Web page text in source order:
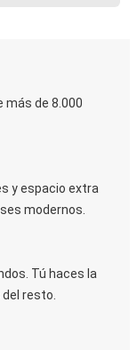
más de 8.000
y espacio extra
modernos.
Tú haces la
resto.